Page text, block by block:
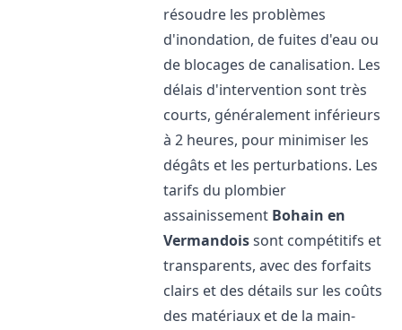
résoudre les problèmes
d'inondation, de fuites d'eau ou
de blocages de canalisation. Les
délais d'intervention sont très
courts, généralement inférieurs
à 2 heures, pour minimiser les
dégâts et les perturbations. Les
tarifs du plombier
assainissement Bohain en
Vermandoissont compétitifs et
transparents, avec des forfaits
clairs et des détails sur les coûts
des matériaux et de la main-